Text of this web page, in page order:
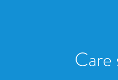
Care